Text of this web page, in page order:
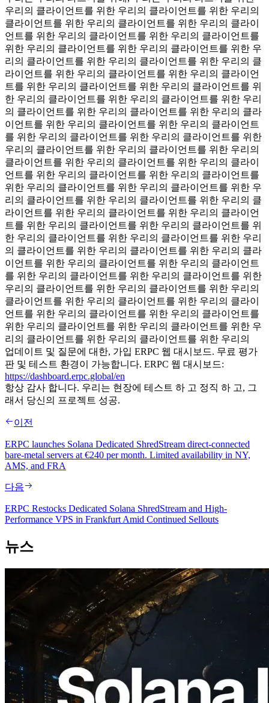
우리의 클라이언트를 위한 우리의 클라이언트를 위한 우리의
클라이언트를 위한 우리의 클라이언트를 위한 우리의 클라이
언트를 위한 우리의 클라이언트를 위한 우리의 클라이언트를
위한 우리의 클라이언트를 위한 우리의 클라이언트를 위한 우
리의 클라이언트를 위한 우리의 클라이언트를 위한 우리의 클
라이언트를 위한 우리의 클라이언트를 위한 우리의 클라이언
트를 위한 우리의 클라이언트를 위한 우리의 클라이언트를 위
한 우리의 클라이언트를 위한 우리의 클라이언트를 위한 우리
의 클라이언트를 위한 우리의 클라이언트를 위한 우리의 클라
이언트를 위한 우리의 클라이언트를 위한 우리의 클라이언트
를 위한 우리의 클라이언트를 위한 우리의 클라이언트를 위한
우리의 클라이언트를 위한 우리의 클라이언트를 위한 우리의
클라이언트를 위한 우리의 클라이언트를 위한 우리의 클라이
언트를 위한 우리의 클라이언트를 위한 우리의 클라이언트를
위한 우리의 클라이언트를 위한 우리의 클라이언트를 위한 우
리의 클라이언트를 위한 우리의 클라이언트를 위한 우리의 클
라이언트를 위한 우리의 클라이언트를 위한 우리의 클라이언
트를 위한 우리의 클라이언트를 위한 우리의 클라이언트를 위
한 우리의 클라이언트를 위한 우리의 클라이언트를 위한 우리
의 클라이언트를 위한 우리의 클라이언트를 위한 우리의 클라
이언트를 위한 우리의 클라이언트를 위한 우리의 클라이언트
를 위한 우리의 클라이언트를 위한 우리의 클라이언트를 위한
우리의 클라이언트를 위한 우리의 클라이언트를 위한 우리의
클라이언트를 위한 우리의 클라이언트를 위한 우리의 클라이
언트를 위한 우리의 클라이언트를 위한 우리의 클라이언트를
위한 우리의 클라이언트를 위한 우리의 클라이언트를 위한 우
리의 클라이언트를 위한 우리의 클라이언트를 위한 우리의
업데이트 및 질문에 대한, 가입 ERPC 웹 대시보드. 무료 평가
판 및 테스트 환경이 가능합니다. ERPC 웹 대시보드:
https://dashboard.erpc.global/en
항상 감사 합니다. 우리는 현장에 테스트 하 고 정직 하 고, 그
래서 당신의 프로젝트 성공.
이전
ERPC launches Solana Dedicated ShredStream direct-connected
bare-metal servers at €240 per month. Limited availability in NY,
AMS, and FRA
다음
ERPC Restocks Dedicated Solana ShredStream and High-
Performance VPS in Frankfurt Amid Continued Sellouts
뉴스